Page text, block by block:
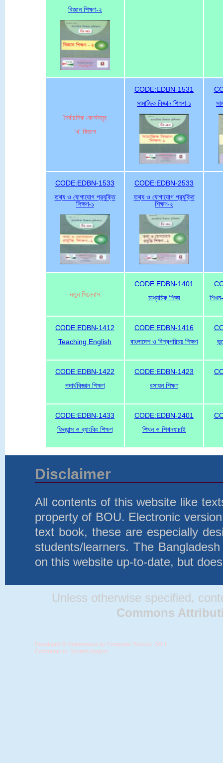
বিজ্ঞান শিক্ষণ-২
নৈর্বাচনিক কোর্সসমূহ
‘খ’ বিভাগ
CODE:EDBN-1531
সামাজিক বিজ্ঞান শিক্ষণ-১
CODE:EDBN-1533
তথ্য ও যোগাযোগ প্রযুক্তি
শিক্ষণ-১
CODE:EDBN-2533
তথ্য ও যোগাযোগ প্রযুক্তি
শিক্ষণ-২
নতুন সিলেবাস
CODE:EDBN-1401
মাধ্যমিক শিক্ষা
CODE:EDBN-1412
Teaching English
CODE:EDBN-1416
বাংলাদেশ ও বিশ্বপরিচয় শিক্ষণ
CODE:EDBN-1422
পদার্থবিজ্ঞান শিক্ষণ
CODE:EDBN-1423
রসায়ন শিক্ষণ
CODE:EDBN-1433
ফিন্যান্স ও ব্যাংকিং শিক্ষণ
CODE:EDBN-2401
শিখন ও শিখনযাচাই
Disclaimer
All contents of this website like
property of BOU. Electronic
text book, these are especially
students/learners. The
on this website up-to-date, but
Unless otherwise specified,
Commons
Developed & Maintenance by Computer Division, BOU.
Comments to: System Analyst